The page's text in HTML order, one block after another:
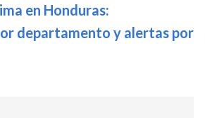
en Honduras:
departamento y alertas por